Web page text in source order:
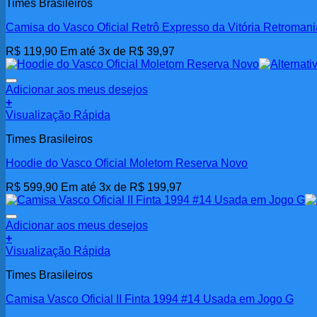
Times Brasileiros
Camisa do Vasco Oficial Retrô Expresso da Vitória
R$ 119,90 Em até 3x de R$ 39,97
Adicionar aos meus desejos
+
Este
tem
variantes.
opções
podem
ser
escolhidas
na
página
produto
Visualização Rápida
Times Brasileiros
Hoodie do Vasco Oficial Moletom Reserva Novo
R$ 599,90 Em até 3x de R$ 199,97
Adicionar aos meus desejos
+
Visualização Rápida
Times Brasileiros
Camisa Vasco Oficial II Finta 1994 #14 Usada em Jogo G